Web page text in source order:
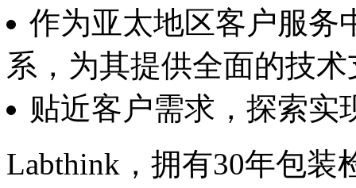
作为亚太地区客户服务
系，为其提供全面的技
贴近客户需求，探索实
Labthink，拥有30年包